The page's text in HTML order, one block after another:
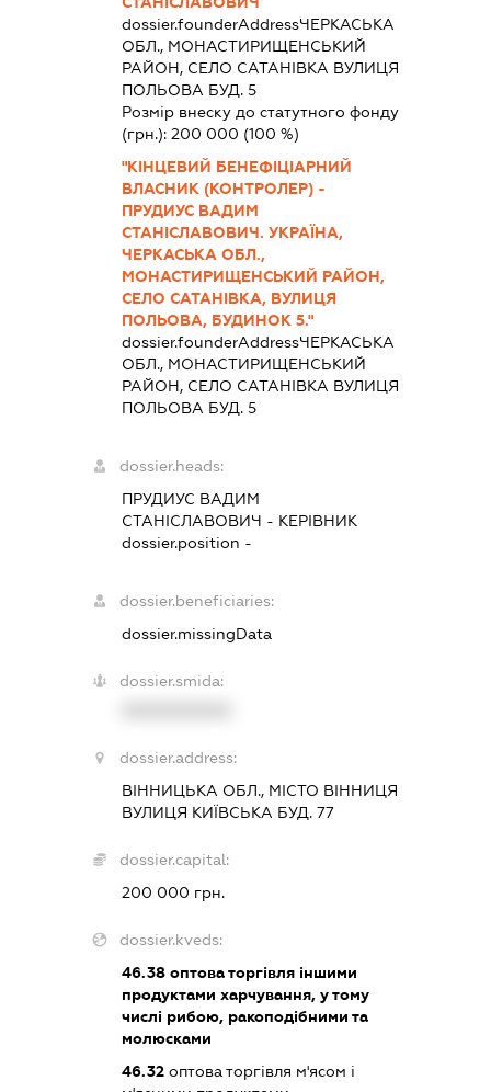
dossier.founderAddressЧЕРКАСЬКА
ОБЛ., МОНАСТИРИЩЕНСЬКИЙ
РАЙОН, СЕЛО САТАНІВКА ВУЛИЦЯ
ПОЛЬОВА БУД. 5
Розмір внеску до статутного фонду
(грн.): 200 000 (100 %)
"КІНЦЕВИЙ БЕНЕФІЦІАРНИЙ
ВЛАСНИК (КОНТРОЛЕР) -
ПРУДИУС ВАДИМ
СТАНІСЛАВОВИЧ. УКРАЇНА,
ЧЕРКАСЬКА ОБЛ.,
МОНАСТИРИЩЕНСЬКИЙ РАЙОН,
СЕЛО САТАНІВКА, ВУЛИЦЯ
ПОЛЬОВА, БУДИНОК 5."
dossier.founderAddressЧЕРКАСЬКА
ОБЛ., МОНАСТИРИЩЕНСЬКИЙ
РАЙОН, СЕЛО САТАНІВКА ВУЛИЦЯ
ПОЛЬОВА БУД. 5
dossier.heads:
ПРУДИУС ВАДИМ
СТАНІСЛАВОВИЧ - КЕРІВНИК
dossier.position -
dossier.beneficiaries:
dossier.missingData
dossier.smida:
dossier.address:
ВІННИЦЬКА ОБЛ., МІСТО ВІННИЦЯ
ВУЛИЦЯ КИЇВСЬКА БУД. 77
dossier.capital:
200 000 грн.
dossier.kveds:
46.38оптова торгівля іншими
продуктами харчування, у тому
числі рибою, ракоподібними та
молюсками
46.32оптова торгівля м'ясом і